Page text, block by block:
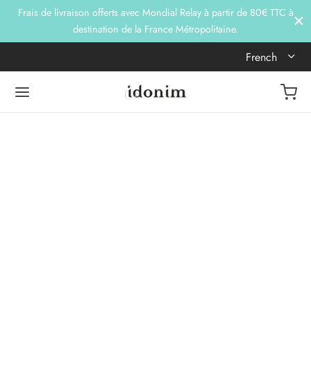
Frais de livraison offerts avec Mondial Relay à partir de 80€ TTC à
destination de la France Métropolitaine.
French